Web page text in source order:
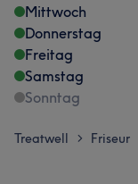
Mittwoch
Donnerstag
Freitag
Samstag
Sonntag
Treatwell > Friseur